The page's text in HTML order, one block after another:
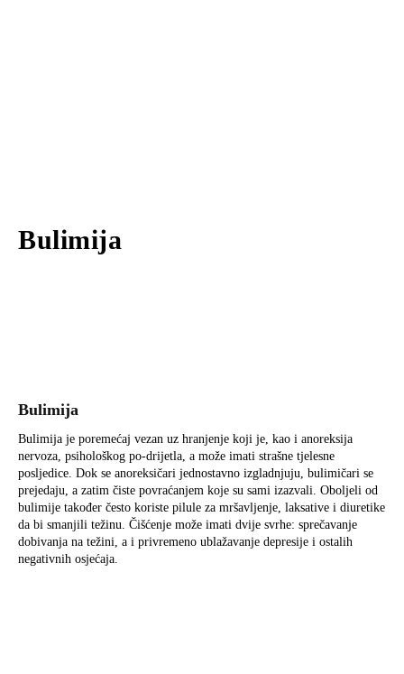
Bulimija
Bulimija
Bulimija je poremećaj vezan uz hranjenje koji je, kao i anoreksija
nervoza, psihološkog po-drijetla, a može imati strašne tjelesne
posljedice. Dok se anoreksičari jednostavno izgladnjuju, bulimičari se
prejedaju, a zatim čiste povraćanjem koje su sami izazvali. Oboljeli od
bulimije također često koriste pilule za mršavljenje, laksative i diuretike
da bi smanjili težinu. Čišćenje može imati dvije svrhe: sprečavanje
dobivanja na težini, a i privremeno ublažavanje depresije i ostalih
negativnih osjećaja.